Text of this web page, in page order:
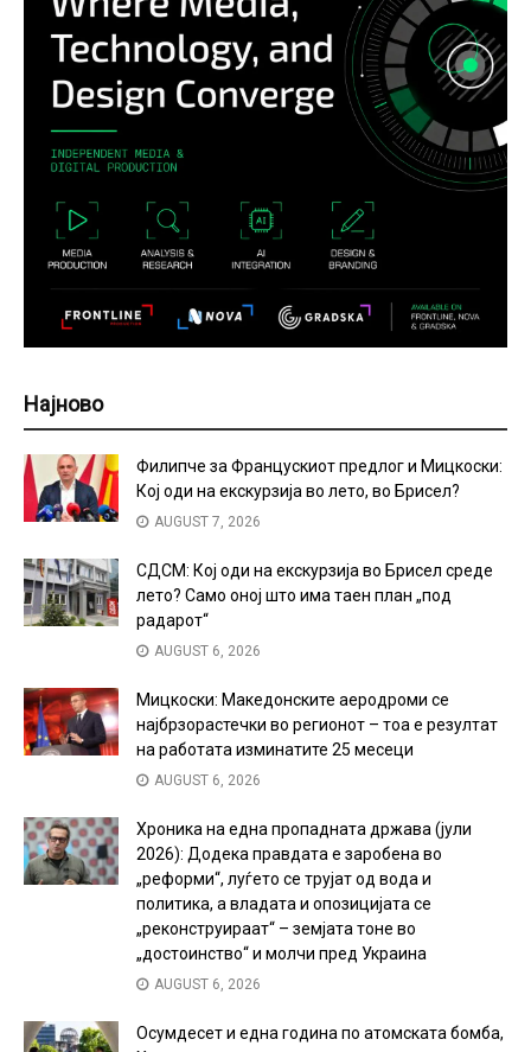
Најново
Филипче за Францускиот предлог и Мицкоски:
Кој оди на екскурзија во лето, во Брисел?
AUGUST 7, 2026
СДСМ: Кој оди на екскурзија во Брисел среде
лето? Само оној што има таен план „под
радарот“
AUGUST 6, 2026
Мицкоски: Македонските аеродроми се
најбрзорастечки во регионот – тоа е резултат
на работата изминатите 25 месеци
AUGUST 6, 2026
Хроника на една пропадната држава (јули
2026): Додека правдата е заробена во
„реформи“, луѓето се трујат од вода и
политика, а владата и опозицијата се
„реконструираат“ – земјата тоне во
„достоинство“ и молчи пред Украина
AUGUST 6, 2026
Осумдесет и една година по атомската бомба,